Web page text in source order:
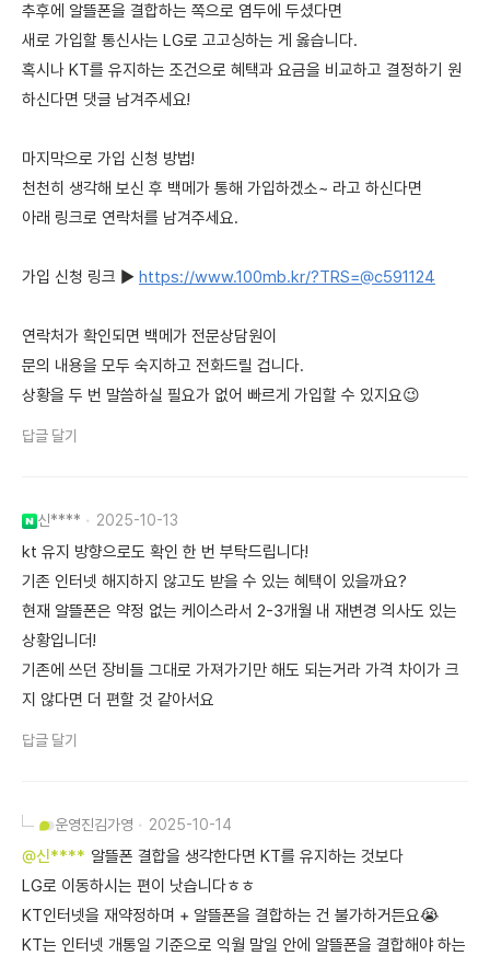
추후에 알뜰폰을 결합하는 쪽으로 염두에 두셨다면
새로 가입할 통신사는 LG로 고고싱하는 게 옳습니다.
혹시나 KT를 유지하는 조건으로 혜택과 요금을 비교하고 결정하기 원
하신다면 댓글 남겨주세요!
마지막으로 가입 신청 방법!
천천히 생각해 보신 후 백메가 통해 가입하겠소~ 라고 하신다면
아래 링크로 연락처를 남겨주세요.
가입 신청 링크 ▶ https://www.100mb.kr/?TRS=@c591124
연락처가 확인되면 백메가 전문상담원이
문의 내용을 모두 숙지하고 전화드릴 겁니다.
상황을 두 번 말씀하실 필요가 없어 빠르게 가입할 수 있지요😉
답글 달기
신**** 2025-10-13
kt 유지 방향으로도 확인 한 번 부탁드립니다!
기존 인터넷 해지하지 않고도 받을 수 있는 혜택이 있을까요?
현재 알뜰폰은 약정 없는 케이스라서 2-3개월 내 재변경 의사도 있는
상황입니더!
기존에 쓰던 장비들 그대로 가져가기만 해도 되는거라 가격 차이가 크
지 않다면 더 편할 것 같아서요
답글 달기
운영진김가영 2025-10-14
@신**** 알뜰폰 결합을 생각한다면 KT를 유지하는 것보다
LG로 이동하시는 편이 낫습니다ㅎㅎ
KT인터넷을 재약정하며 + 알뜰폰을 결합하는 건 불가하거든요😭
KT는 인터넷 개통일 기준으로 익월 말일 안에 알뜰폰을 결합해야 하는